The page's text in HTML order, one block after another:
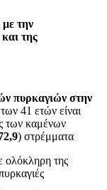
την
της
πυρκαγιών στην
41 ετών είναι
των καμένων
) στρέμματα
ολόκληρη της